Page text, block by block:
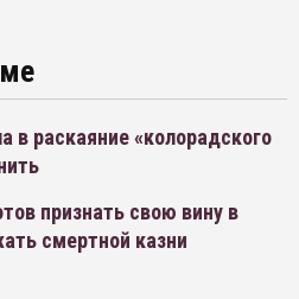
в раскаяние «колорадского
признать свою вину в
смертной казни